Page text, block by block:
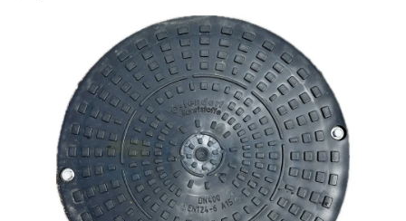
z
5
hvězdiček.